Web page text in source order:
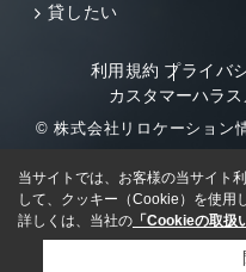
貸したい
利用規約 プライバ
カスタマーハラ
© 株式会社リロケーション
当サイトでは、お客様の当サイト
して、クッキー（Cookie）を使用
詳しくは、当社の 「Cookieの取扱